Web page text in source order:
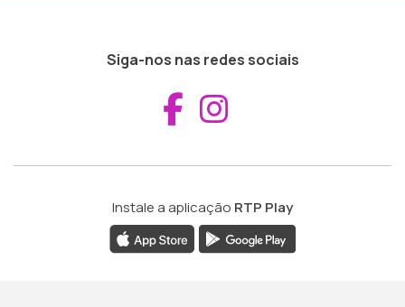
Siga-nos nas redes sociais
Aceder ao
Instale a aplicação RTP Play